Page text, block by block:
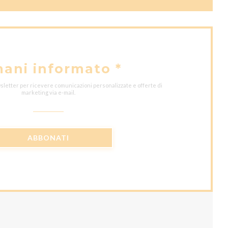
informato *
per ricevere comunicazioni personalizzate e offerte di
marketing via e-mail.
ABBONATI